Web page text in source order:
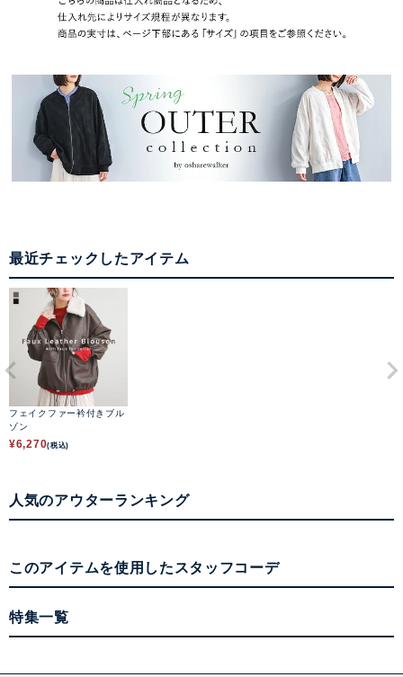
最近チェックしたアイテム
フェイクファー衿付きブル
ゾン
¥6,270(税込)
人気のアウターランキング
このアイテムを使用したスタッフコーデ
特集一覧